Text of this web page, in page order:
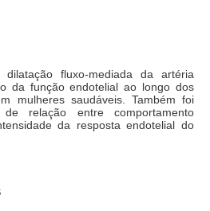
fluxo-mediada da artéria
da função endotelial ao longo dos
mulheres saudáveis. Também foi
relação entre comportamento
da resposta endotelial do